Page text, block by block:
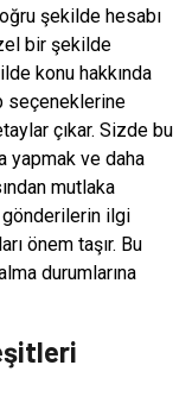
şekilde hesabı
bir şekilde
konu hakkında
seçeneklerine
çıkar. Sizde bu
yapmak ve daha
mutlaka
gönderilerin ilgi
önem taşır. Bu
durumlarına